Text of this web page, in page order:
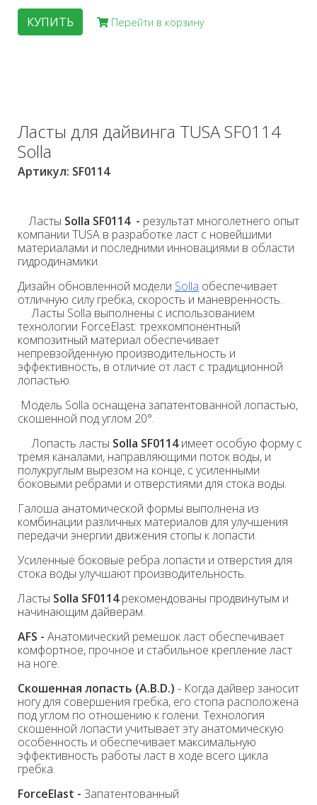
КУПИТЬ
Перейти в корзину
Ласты для дайвинга TUSA SF0114
Solla
Артикул: SF0114
Ласты Solla SF0114 - результат многолетнего опыт
компании TUSA в разработке ласт с новейшими
материалами и последними инновациями в области
гидродинамики.
Дизайн обновленной модели Solla обеспечивает
отличную силу гребка, скорость и маневренность.
Ласты Solla выполнены с использованием
технологии ForceElast: трехкомпонентный
композитный материал обеспечивает
непревзойденную производительность и
эффективность, в отличие от ласт с традиционной
лопастью.
Модель Solla оснащена запатентованной лопастью,
скошенной под углом 20°.
Лопасть ласты Solla SF0114имеет особую форму с
тремя каналами, направляющими поток воды, и
полукруглым вырезом на конце, с усиленными
боковыми ребрами и отверстиями для стока воды.
Галоша анатомической формы выполнена из
комбинации различных материалов для улучшения
передачи энергии движения стопы к лопасти.
Усиленные боковые ребра лопасти и отверстия для
стока воды улучшают производительность.
Ласты Solla SF0114рекомендованы продвинутым и
начинающим дайверам.
AFS - Анатомический ремешок ласт обеспечивает
комфортное, прочное и стабильное крепление ласт
на ноге.
Скошенная лопасть (A.B.D.) - Когда дайвер заносит
ногу для совершения гребка, его стопа расположена
под углом по отношению к голени. Технология
скошенной лопасти учитывает эту анатомическую
особенность и обеспечивает максимальную
эффективность работы ласт в ходе всего цикла
гребка.
ForceElast - Запатентованный